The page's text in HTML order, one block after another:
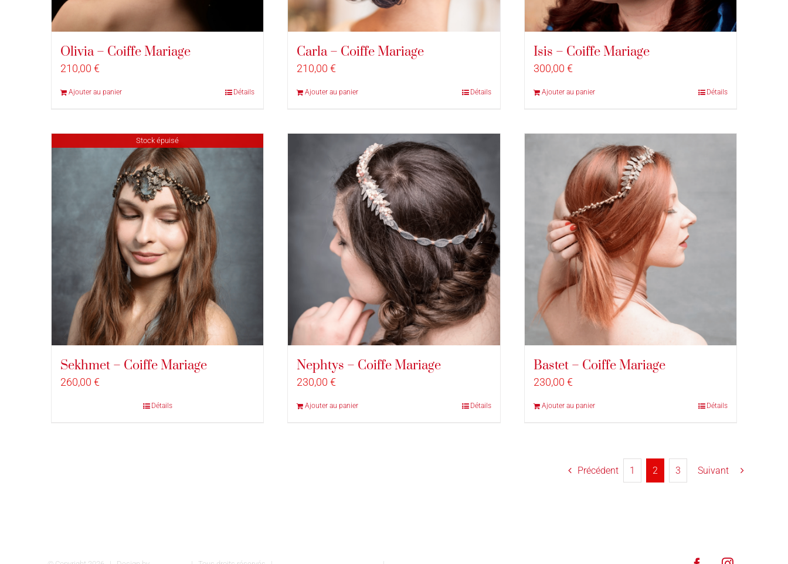
Olivia – Coiffe Mariage
210,00 €
Ajouter au panier Détails
Carla – Coiffe Mariage
210,00€
Ajouter au panier Détails
Isis – Coiffe Mariage
300,00 €
Ajouter au panier Détails
Stock épuisé
Sekhmet – Coiffe Mariage
260,00 €
Détails
Nephtys – Coiffe Mariage
230,00€
Ajouter au panier Détails
Bastet – Coiffe Mariage
230,00 €
Ajouter au panier Détails
Précédent 1 2 3 Suivant